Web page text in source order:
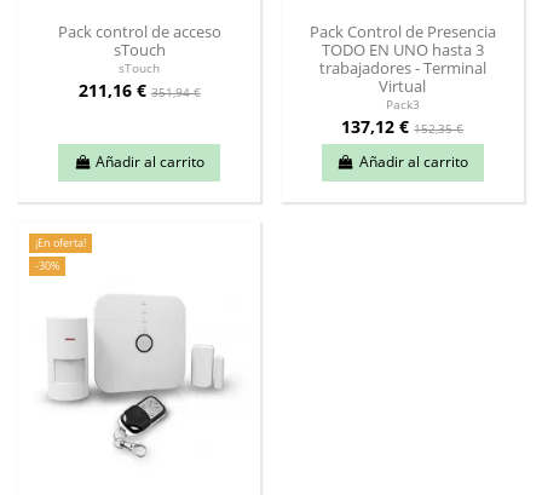
Pack control de acceso
sTouch
sTouch
211,16 €351,94 €
Añadir al carrito
Pack Control de Presencia
TODO EN UNO hasta 3
trabajadores - Terminal
Virtual
Pack3
137,12 €152,35 €
Añadir al carrito
¡En oferta!
-30%